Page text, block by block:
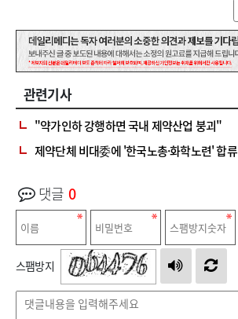
관련기사
"약가인하 강행하면 국내 제약산업 붕괴"
제약단체 비대委에 '한국노총·화학노련' 합류
댓글 0
스팸방지